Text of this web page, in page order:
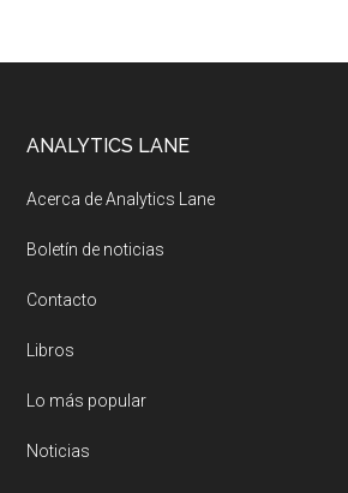
Footer
ANALYTICS LANE
Acerca de Analytics Lane
Boletín de noticias
Contacto
Libros
Lo más popular
Noticias